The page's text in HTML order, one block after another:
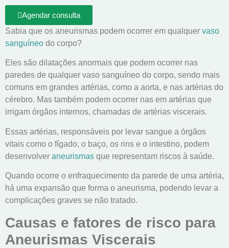
Agendar consulta
Sabia que os aneurismas podem ocorrer em qualquer vaso
sanguíneo do corpo?
Eles são dilatações anormais que podem ocorrer nas
paredes de qualquer vaso sanguíneo do corpo, sendo mais
comuns em grandes artérias, como a aorta, e nas artérias do
cérebro. Mas também podem ocorrer nas em artérias que
irrigam órgãos internos, chamadas de artérias viscerais.
Essas artérias, responsáveis por levar sangue a órgãos
vitais como o fígado, o baço, os rins e o intestino, podem
desenvolver aneurismas que representam riscos à saúde.
Quando ocorre o enfraquecimento da parede de uma artéria,
há uma expansão que forma o aneurisma, podendo levar a
complicações graves se não tratado.
Causas e fatores de risco para
Aneurismas Viscerais